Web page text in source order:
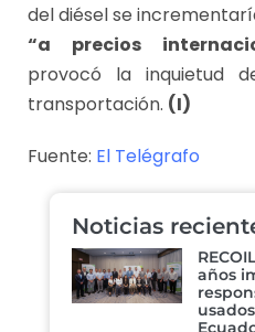
del diésel se
“a precios
provocó la inquietud
transportación. (I)
Fuente: El Telégrafo
Noticias
años